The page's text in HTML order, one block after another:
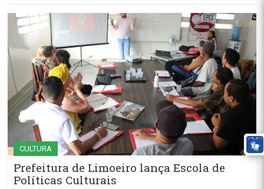
CULTURA
Prefeitura de Limoeiro lança Escola de
Políticas Culturais